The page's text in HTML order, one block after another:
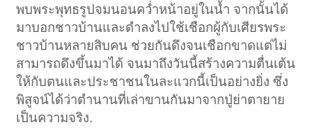
พบพระพุทธรูปจมนอนคว่ำหน้าอยู่ในน้ำ จากนั้นได้
มาบอกชาวบ้านและดำลงไปใช้เชือกผู้กับเศียรพระ
ชาวบ้านหลายสิบคน ช่วยกันดึงจนเชือกขาดแต่ไม่
สามารถดึงขึ้นมาได้ จนมาถึงวันนี้สร้างความตื่นเต้น
ให้กับตนและประชาชนในละแวกนี้เป็นอย่างยิ่ง ซึ่ง
พิสูจน์ได้ว่าตำนานที่เล่าขานกันมาจากปู่ย่าตายาย
เป็นความจริง.